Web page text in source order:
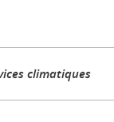
climatiques